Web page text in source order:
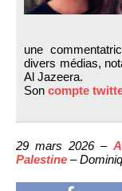
une
divers médias,
Al Jazeera.
Son compte
29 mars 2026 –
Palestine –